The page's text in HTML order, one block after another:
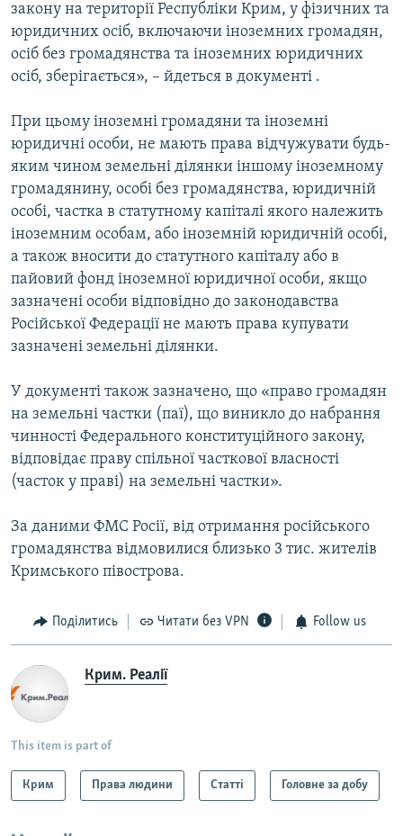
закону на території Республіки Крим, у фізичних та
юридичних осіб, включаючи іноземних громадян,
осіб без громадянства та іноземних юридичних
осіб, зберігається», – йдеться в документі .
При цьому іноземні громадяни та іноземні
юридичні особи, не мають права відчужувати будь-
яким чином земельні ділянки іншому іноземному
громадянину, особі без громадянства, юридичній
особі, частка в статутному капіталі якого належить
іноземним особам, або іноземній юридичній особі,
а також вносити до статутного капіталу або в
пайовий фонд іноземної юридичної особи, якщо
зазначені особи відповідно до законодавства
Російської Федерації не мають права купувати
зазначені земельні ділянки.
У документі також зазначено, що «право громадян
на земельні частки (паї), що виникло до набрання
чинності Федерального конституційного закону,
відповідає праву спільної часткової власності
(часток у праві) на земельні частки».
За даними ФМС Росії, від отримання російського
громадянства відмовилися близько 3 тис. жителів
Кримського півострова.
Поділитись Читати без VPN Follow us
Крим. Реалії
This item is part of
Крим Права людини Статті Головне за добу